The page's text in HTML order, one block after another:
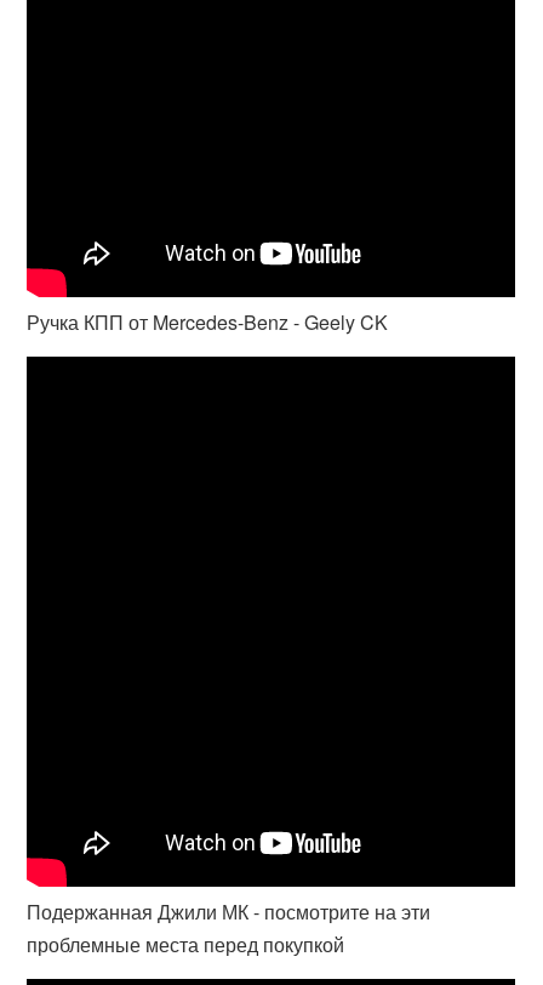
Ручка КПП от Mercedes-Benz - Geely CK
Подержанная Джили МК - посмотрите на эти
проблемные места перед покупкой